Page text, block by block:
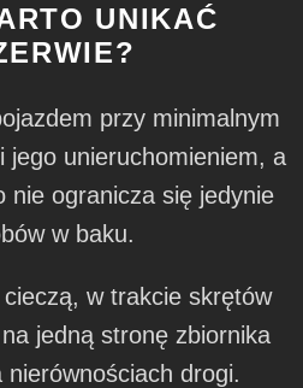
UNIKAĆ
przy minimalnym
jego unieruchomieniem, a
nie ogranicza się jedynie
w baku.
w trakcie skrętów
jedną stronę zbiornika
nierównościach drogi.